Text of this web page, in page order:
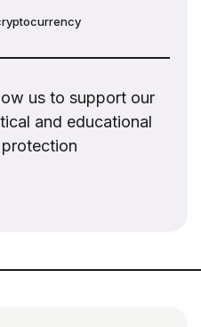
us to support our
and educational